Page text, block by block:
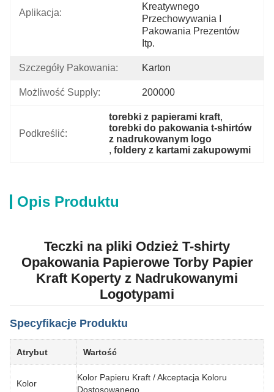
Aplikacja:
Kreatywnego
Przechowywania I
Pakowania Prezentów
Itp.
Szczegóły Pakowania: Karton
Możliwość Supply: 200000
Podkreślić:
torebki z papierami kraft,
torebki do pakowania t-shirtów
z nadrukowanym logo
, foldery z kartami zakupowymi
Opis Produktu
Teczki na pliki Odzież T-shirty
Opakowania Papierowe Torby Papier
Kraft Koperty z Nadrukowanymi
Logotypami
Specyfikacje Produktu
Atrybut Wartość
Kolor
Kolor Papieru Kraft / Akceptacja Koloru
Dostosowanego